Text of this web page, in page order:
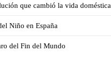
que cambió la vida doméstica
Niño en España
del Fin del Mundo